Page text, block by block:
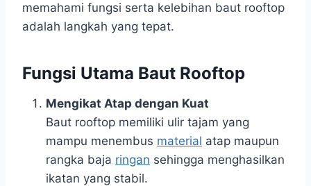
memahami fungsi serta kelebihan baut rooftop
adalah langkah yang tepat.
Fungsi Utama Baut Rooftop
Mengikat Atap dengan Kuat
Baut rooftop memiliki ulir tajam yang
mampu menembus material atap maupun
rangka baja ringan sehingga menghasilkan
ikatan yang stabil.